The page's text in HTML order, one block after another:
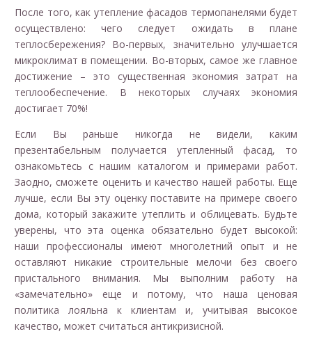
После того, как утепление фасадов термопанелями будет
осуществлено: чего следует ожидать в плане
теплосбережения? Во-первых, значительно улучшается
микроклимат в помещении. Во-вторых, самое же главное
достижение – это существенная экономия затрат на
теплообеспечение. В некоторых случаях экономия
достигает 70%!
Если Вы раньше никогда не видели, каким
презентабельным получается утепленный фасад, то
ознакомьтесь с нашим каталогом и примерами работ.
Заодно, сможете оценить и качество нашей работы. Еще
лучше, если Вы эту оценку поставите на примере своего
дома, который закажите утеплить и облицевать. Будьте
уверены, что эта оценка обязательно будет высокой:
наши профессионалы имеют многолетний опыт и не
оставляют никакие строительные мелочи без своего
пристального внимания. Мы выполним работу на
«замечательно» еще и потому, что наша ценовая
политика лояльна к клиентам и, учитывая высокое
качество, может считаться антикризисной.